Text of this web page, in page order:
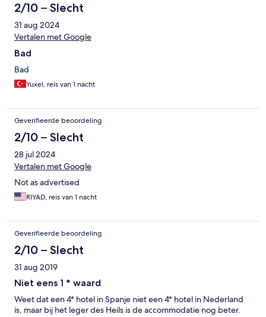
2/10 – Slecht
31 aug 2024
Vertalen met Google
Bad
Bad
Yuxel, reis van 1 nacht
Geverifieerde beoordeling
2/10 – Slecht
28 jul 2024
Vertalen met Google
Not as advertised
RIYAD, reis van 1 nacht
Geverifieerde beoordeling
2/10 – Slecht
31 aug 2019
Niet eens 1 * waard
Weet dat een 4* hotel in Spanje niet een 4* hotel in Nederland
is, maar bij het leger des Heils is de accommodatie nog beter.